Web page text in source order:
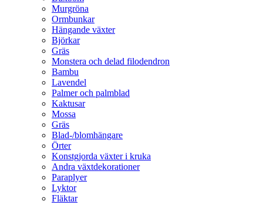
Murgröna
Ormbunkar
Hängande växter
Björkar
Gräs
Monstera och delad filodendron
Bambu
Lavendel
Palmer och palmblad
Kaktusar
Mossa
Gräs
Blad-/blomhängare
Örter
Konstgjorda växter i kruka
Andra växtdekorationer
Paraplyer
Lyktor
Fläktar